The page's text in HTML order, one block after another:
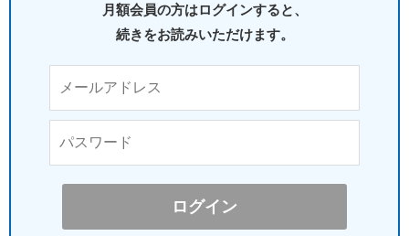
月額会員の方はログインすると、
続きをお読みいただけます。